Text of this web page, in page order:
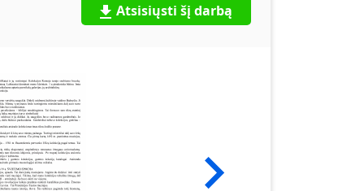
Atsisiųsti šį darbą